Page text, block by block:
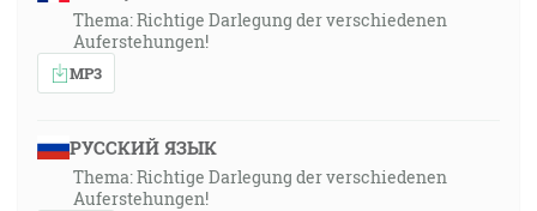
Thema: Richtige Darlegung der verschiedenen
Auferstehungen!
MP3
РУССКИЙ ЯЗЫК
Thema: Richtige Darlegung der verschiedenen
Auferstehungen!